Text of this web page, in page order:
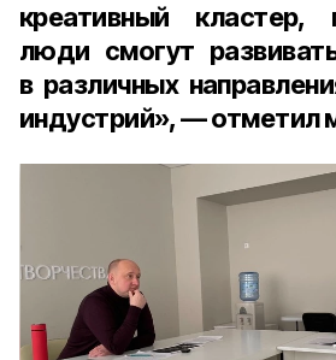
креативный
люди смогут
в различных
индустрий», — отметил